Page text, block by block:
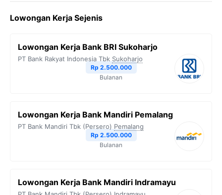
e
o
t
e
e
r
t
A
y
n
k
Lowongan Kerja Sejenis
Lowongan Kerja Bank BRI Sukoharjo
PT Bank Rakyat Indonesia Tbk Sukoharjo
Rp 2.500.000
Bulanan
Lowongan Kerja Bank Mandiri Pemalang
PT Bank Mandiri Tbk (Persero) Pemalang
Rp 2.500.000
Bulanan
Lowongan Kerja Bank Mandiri Indramayu